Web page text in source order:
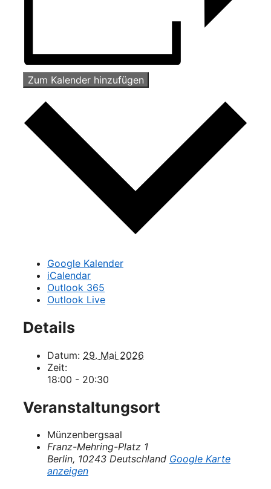
Zum Kalender hinzufügen
Google Kalender
iCalendar
Outlook 365
Outlook Live
Details
Datum: 29. Mai 2026
Zeit:
18:00 - 20:30
Veranstaltungsort
Münzenbergsaal
Franz-Mehring-Platz 1
Berlin, 10243 Deutschland Google Karte
anzeigen